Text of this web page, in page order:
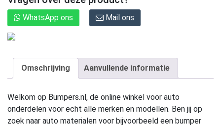
WhatsApp ons Mail ons
Omschrijving Aanvullende informatie
Welkom op Bumpers.nl, de online winkel voor auto
onderdelen voor echt alle merken en modellen. Ben jij op
zoek naar auto materialen voor bijvoorbeeld een bumper